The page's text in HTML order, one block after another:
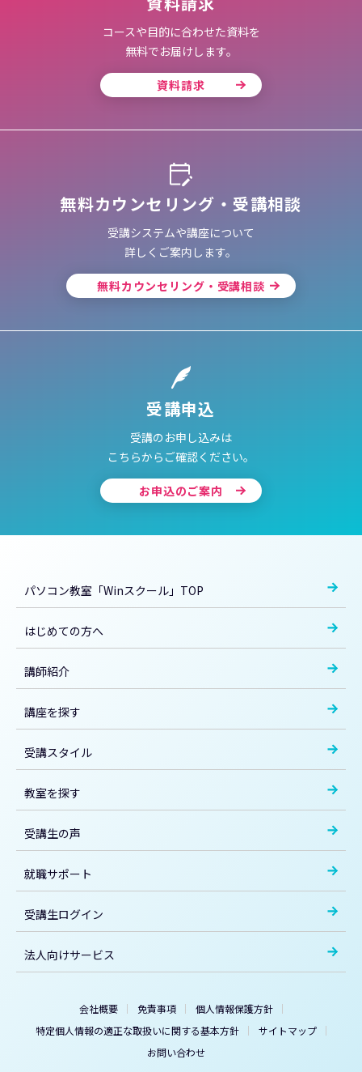
コースや目的に合わせた資料を
無料でお届けします。
資料請求
無料カウンセリング・受講相談
受講システムや講座について
詳しくご案内します。
無料カウンセリング・受講相談
受講申込
受講のお申し込みは
こちらからご確認ください。
お申込のご案内
パソコン教室「Winスクール」TOP
はじめての方へ
講師紹介
講座を探す
受講スタイル
教室を探す
受講生の声
就職サポート
受講生ログイン
法人向けサービス
会社概要 免責事項
個人情報保護方針
特定個人情報の適正な取扱いに関する基本方針
サイトマップ
お問い合わせ